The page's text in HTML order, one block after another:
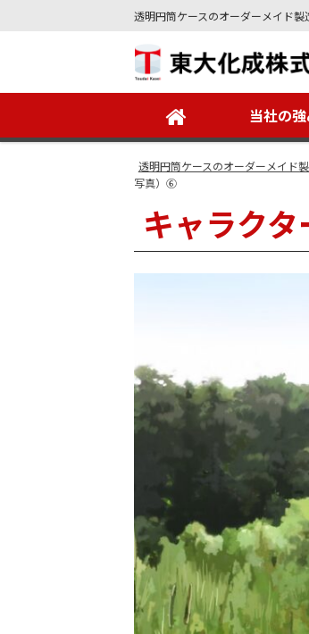
透明円筒ケースのオーダーメイド製
当社の
透明円筒ケースのオーダーメイド
写真）⑥
キャラク